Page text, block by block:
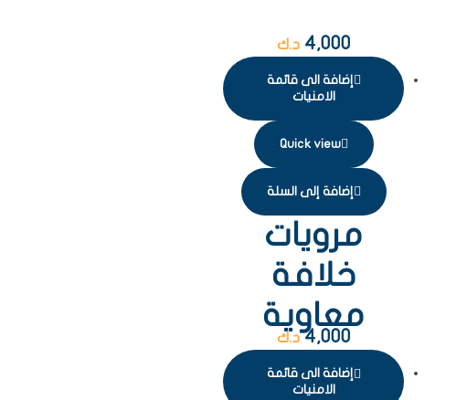
4,000 د.ك
إضافة الى قائمة
الامنيات
Quick view
إضافة إلى السلة
مرويات
خلافة
معاوية
4,000 د.ك
إضافة الى قائمة
الامنيات